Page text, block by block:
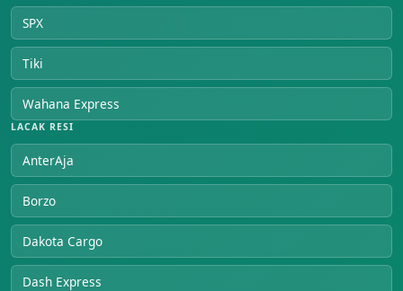
SPX
Tiki
Wahana Express
LACAK RESI
AnterAja
Borzo
Dakota Cargo
Dash Express